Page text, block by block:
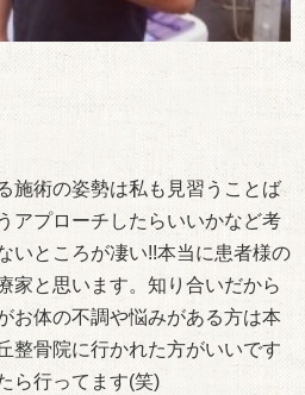
施術の姿勢は私も見習うことば
アプローチしたらいいかなど考
いところが凄い!!本当に患者様の
家と思います。知り合いだから
お体の不調や悩みがある方は本
整骨院に行かれた方がいいです
ら行ってます(笑)